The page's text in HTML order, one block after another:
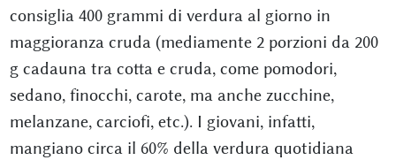
consiglia 400 grammi di verdura al giorno in
maggioranza cruda (mediamente 2 porzioni da 200
g cadauna tra cotta e cruda, come pomodori,
sedano, finocchi, carote, ma anche zucchine,
melanzane, carciofi, etc.). I giovani, infatti,
mangiano circa il 60% della verdura quotidiana